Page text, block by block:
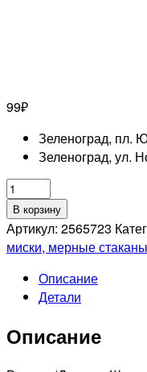
99₽
Зеленоград, пл.
Зеленоград, ул.
Количество
товара
QUEEN
FAIR
для
хранения
дозатором,
В корзину
Артикул: 2565723
миски, мерные стаканы
Описание
Детали
Описание